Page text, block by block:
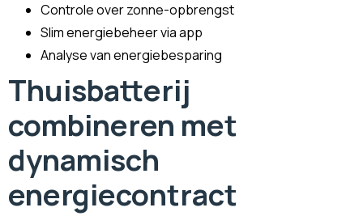
Controle over zonne-opbrengst
Slim energiebeheer via app
Analyse van energiebesparing
Thuisbatterij
combineren met
dynamisch
energiecontract